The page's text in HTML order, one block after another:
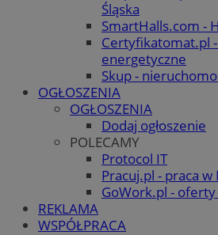
Śląska
SmartHalls.com -
Certyfikatomat.pl
energetyczne
Skup -
OGŁOSZENIA
OGŁOSZENIA
Dodaj ogłoszenie
POLECAMY
Protocol IT
Pracuj.pl - praca w
GoWork.pl -
REKLAMA
WSPÓŁPRACA